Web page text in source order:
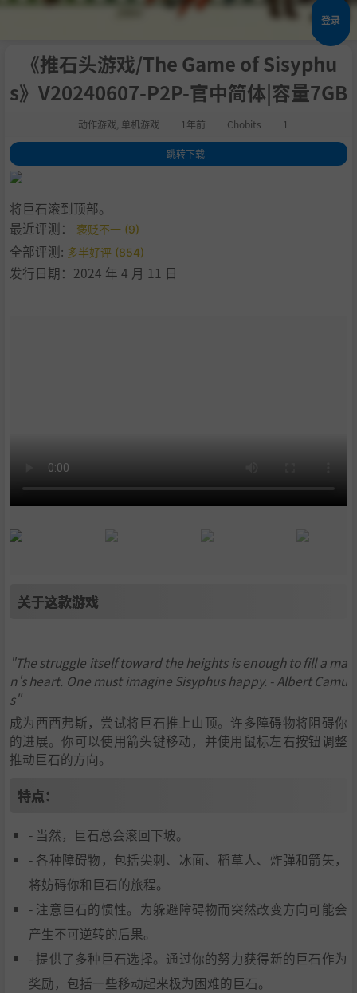
登录
《推石头游戏/The Game of Sisyphu
s》V20240607-P2P-官中简体|容量7GB
动作游戏 单机游戏 1年前 Chobits 1
跳转下载
1
3 .系统需求
4.支持作者
5.学习版下载
将巨石滚到顶部。
最近评测：
褒贬不一 (9)
全部评测: 多半好评 (854)
发行日期：2024 年 4 月 11 日
关于这款游戏
"The struggle itself toward the heights is enough to fill a ma
n's heart. One must imagine Sisyphus happy. - Albert Camu
s"
成为西西弗斯，尝试将巨石推上山顶。许多障碍物将阻碍你
的进展。你可以使用箭头键移动，并使用鼠标左右按钮调整
推动巨石的方向。
特点：
- 当然，巨石总会滚回下坡。
- 各种障碍物，包括尖刺、冰面、稻草人、炸弹和箭矢，
将妨碍你和巨石的旅程。
- 注意巨石的惯性。为躲避障碍物而突然改变方向可能会
产生不可逆转的后果。
- 提供了多种巨石选择。通过你的努力获得新的巨石作为
奖励，包括一些移动起来极为困难的巨石。